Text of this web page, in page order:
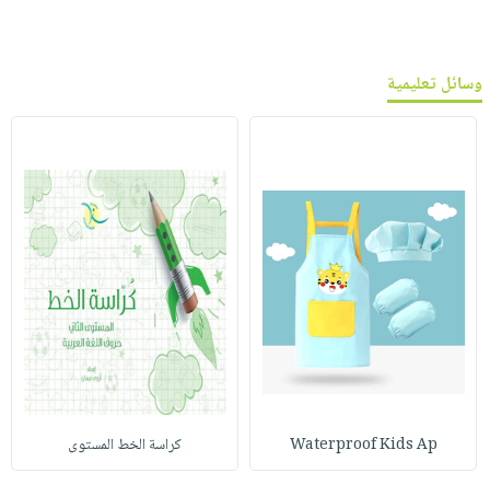
وسائل تعليمية
Waterproof Kids Ap كراسة الخط المستوى